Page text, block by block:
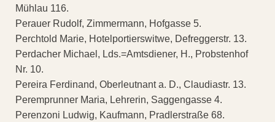
Mühlau 116.
Perauer Rudolf, Zimmermann, Hofgasse 5.
Perchtold Marie, Hotelportierswitwe, Defreggerstr. 13.
Perdacher Michael, Lds.=Amtsdiener, H., Probstenhof
Nr. 10.
Pereira Ferdinand, Oberleutnant a. D., Claudiastr. 13.
Peremprunner Maria, Lehrerin, Saggengasse 4.
Perenzoni Ludwig, Kaufmann, Pradlerstraße 68.